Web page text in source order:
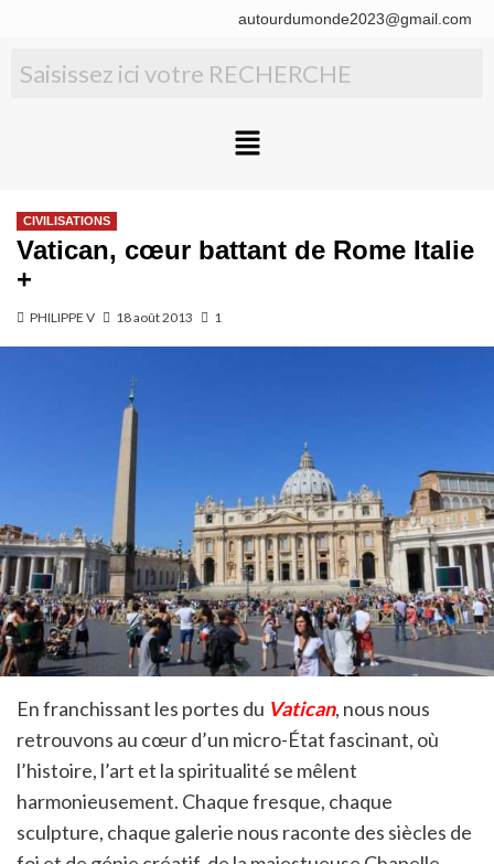
autourdumonde2023@gmail.com
CIVILISATIONS
Vatican, cœur battant de Rome Italie
+
PHILIPPE V 18 août 2013 1
En franchissant les portes du Vatican, nous nous
retrouvons au cœur d’un micro-État fascinant, où
l’histoire, l’art et la spiritualité se mêlent
harmonieusement. Chaque fresque, chaque
sculpture, chaque galerie nous raconte des siècles de